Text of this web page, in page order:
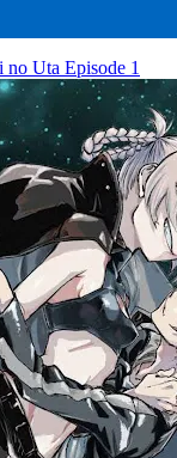
no Uta Episode 1